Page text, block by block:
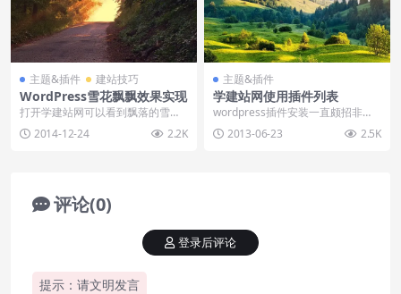
主题&插件 建站技巧
WordPress雪花飘飘效果实现
打开学建站网可以看到飘落的雪
花，很多朋友问怎么实现的？这里
分享下WordPres...
2014-12-24 2.2K
主题&插件
学建站网使用插件列表
wordpress插件安装一直颇招非
议，甚至很多WP玩家觉得不装wor
dpres...
2013-06-23 2.5K
评论(0)
提示：请文明发言
登录后评论